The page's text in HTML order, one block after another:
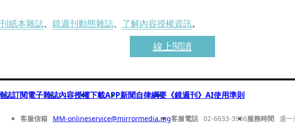
紙本雜誌、 鏡週刊動態雜誌、 了解內容授權資訊。
線上閱讀
誌訂閱電子雜誌內容授權下載APP新聞自律綱要 《鏡週刊》AI使用準則
客服信箱 MM-onlineservice@mirrormedia.mg客服電話 02-6633-3966服務時間 週一